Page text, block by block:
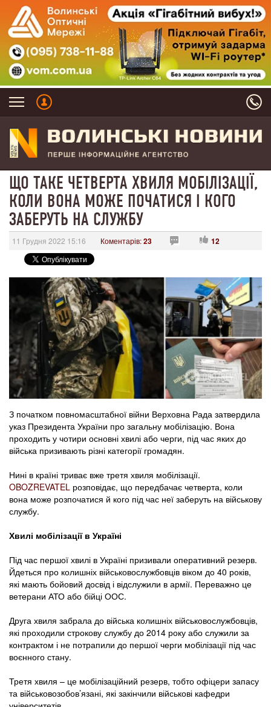
ЩО ТАКЕ ЧЕТВЕРТА ХВИЛЯ МОБІЛІЗАЦІЇ,
КОЛИ ВОНА МОЖЕ ПОЧАТИСЯ І КОГО
ЗАБЕРУТЬ НА СЛУЖБУ
11 Грудня 2022 15:16 Коментарів:23 12
З початком повномасштабної війни Верховна Рада затвердила
указ Президента України про загальну мобілізацію. Вона
проходить у чотири основні хвилі або черги, під час яких до
війська призивають різні категорії громадян.
Нині в країні триває вже третя хвиля мобілізації.
OBOZREVATEL розповідає, що передбачає четверта, коли
вона може розпочатися й кого під час неї заберуть на військову
службу.
Хвилі мобілізації в Україні
Під час першої хвилі в Україні призивали оперативний резерв.
Йдеться про колишніх військовослужбовців віком до 40 років,
які мають бойовий досвід і відслужили в армії. Переважно це
ветерани АТО або бійці ООС.
Друга хвиля забрала до війська колишніх військовослужбовців,
які проходили строкову службу до 2014 року або служили за
контрактом і не потрапили до першої черги мобілізації під час
воєнного стану.
Третя хвиля – це мобілізаційний резерв, тобто офіцери запасу
та військовозобов’язані, які закінчили військові кафедри